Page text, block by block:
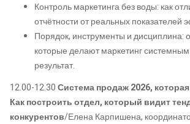
Контроль маркетинга без воды: как
отчётности от реальных показателей
Порядок, инструменты и дисциплина:
которые делают маркетинг
результат.
12.00-12.30Система продаж 2026,
Как построить отдел, который видит
конкурентов/Елена Карпишена,